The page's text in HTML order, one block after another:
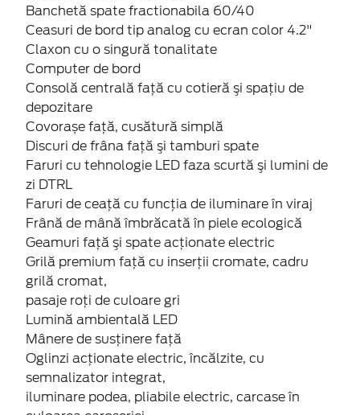
Banchetă spate fractionabila 60/40
Ceasuri de bord tip analog cu ecran color 4.2"
Claxon cu o singură tonalitate
Computer de bord
Consolă centrală față cu cotieră şi spaţiu de
depozitare
Covorașe față, cusătură simplă
Discuri de frâna faţă şi tamburi spate
Faruri cu tehnologie LED faza scurtă şi lumini de
zi DTRL
Faruri de ceaţă cu funcţia de iluminare în viraj
Frână de mână îmbrăcată în piele ecologică
Geamuri faţă şi spate acţionate electric
Grilă premium faţă cu inserţii cromate, cadru
grilă cromat,
pasaje roți de culoare gri
Lumină ambientală LED
Mânere de susţinere faţă
Oglinzi acţionate electric, încălzite, cu
semnalizator integrat,
iluminare podea, pliabile electric, carcase în